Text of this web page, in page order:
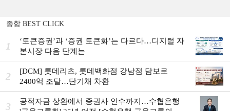
종합 BEST CLICK
1
‘토큰증권’과 ‘증권 토큰화’는 다르다…디지털 자
본시장 다음 단계는
2
[DCM] 롯데리츠, 롯데백화점 강남점 담보로
2400억 조달…단기채 차환
3
공적자금 상환에서 증권사 인수까지…수협은행